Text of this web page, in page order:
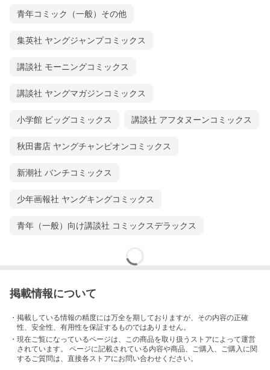
青年コミック（一般）その他
集英社 ヤングジャンプコミックス
講談社 モーニングコミックス
講談社 ヤングマガジンコミックス
小学館 ビッグコミックス 講談社 アフタヌーンコミックス
秋田書店 ヤングチャンピオンコミックス
新潮社 バンチコミックス
少年画報社 ヤングキングコミックス
青年（一般）向け講談社 コミックスデラックス
掲載情報について
・掲載している情報の精度には万全を期しておりますが、その内容の正確
性、安全性、有用性を保証するものではありません。
・現在ご覧になっているページは、この商品を取り扱うストアによって運営
されています。 ページに記載されている内容や商品、ご購入 、ご購入に関
するご質問は、直接各ストアにお問い合わせください。